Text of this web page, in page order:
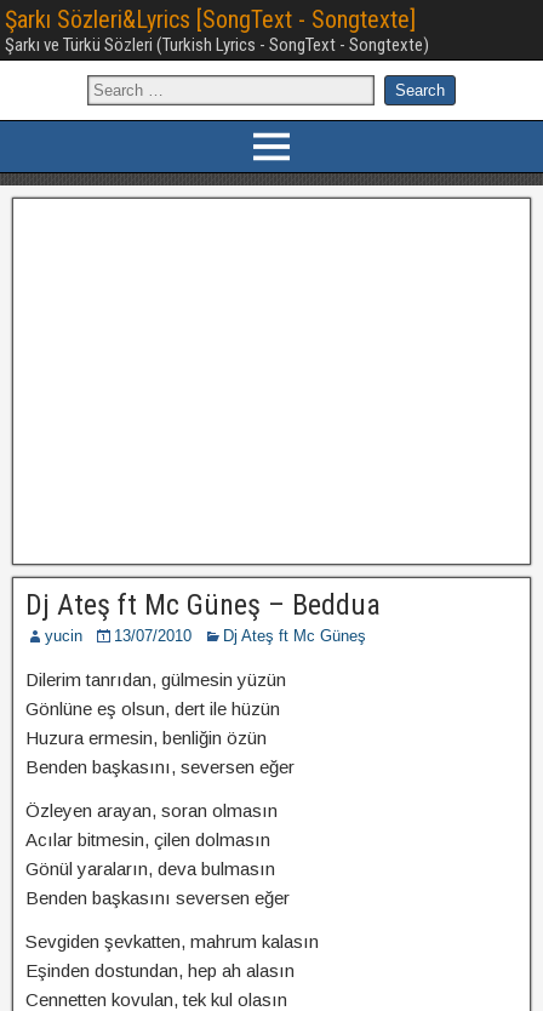
Şarkı Sözleri&Lyrics [SongText - Songtexte]
Şarkı ve Türkü Sözleri (Turkish Lyrics - SongText - Songtexte)
Dj Ateş ft Mc Güneş – Beddua
yucin 13/07/2010 Dj Ateş ft Mc Güneş
Dilerim tanrıdan, gülmesin yüzün
Gönlüne eş olsun, dert ile hüzün
Huzura ermesin, benliğin özün
Benden başkasını, seversen eğer
Özleyen arayan, soran olmasın
Acılar bitmesin, çilen dolmasın
Gönül yaraların, deva bulmasın
Benden başkasını seversen eğer
Sevgiden şevkatten, mahrum kalasın
Eşinden dostundan, hep ah alasın
Cennetten kovulan, tek kul olasın